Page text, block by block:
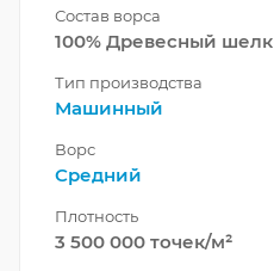
Состав ворса
100% Древесный шелк
Тип производства
Машинный
Ворс
Средний
Плотность
3 500 000 точек/м²